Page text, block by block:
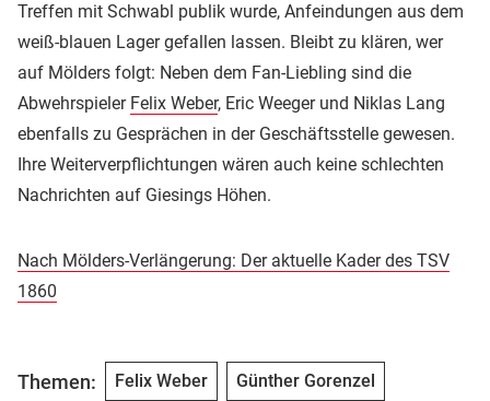
Treffen mit Schwabl publik wurde, Anfeindungen aus dem
weiß-blauen Lager gefallen lassen. Bleibt zu klären, wer
auf Mölders folgt: Neben dem Fan-Liebling sind die
Abwehrspieler Felix Weber, Eric Weeger und Niklas Lang
ebenfalls zu Gesprächen in der Geschäftsstelle gewesen.
Ihre Weiterverpflichtungen wären auch keine schlechten
Nachrichten auf Giesings Höhen.
Nach Mölders-Verlängerung: Der aktuelle Kader des TSV
1860
Themen: Felix Weber Günther Gorenzel